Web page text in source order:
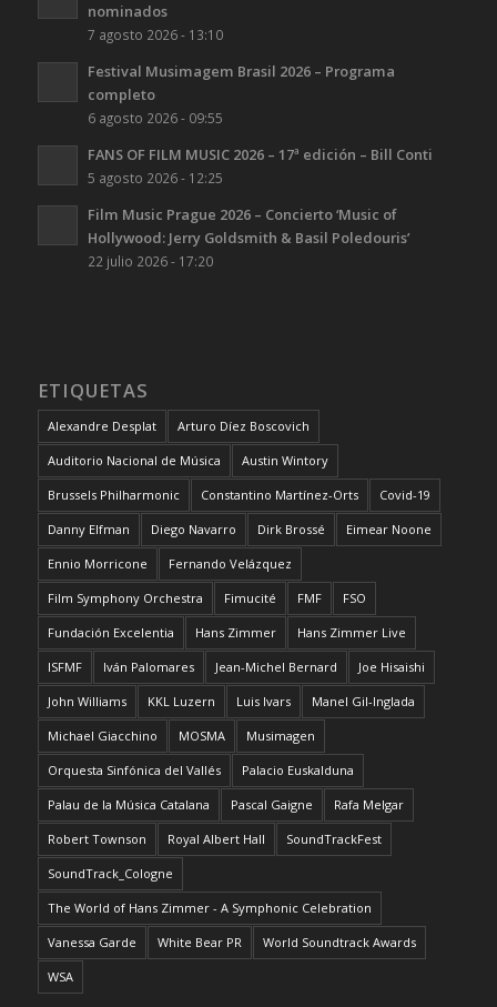
nominados
7 agosto 2026 - 13:10
Festival Musimagem Brasil 2026 – Programa
completo
6 agosto 2026 - 09:55
FANS OF FILM MUSIC 2026 – 17ª edición – Bill Conti
5 agosto 2026 - 12:25
Film Music Prague 2026 – Concierto ‘Music of
Hollywood: Jerry Goldsmith & Basil Poledouris’
22 julio 2026 - 17:20
ETIQUETAS
Alexandre Desplat Arturo Díez Boscovich
Auditorio Nacional de Música Austin Wintory
Brussels Philharmonic Constantino Martínez-Orts Covid-19
Danny Elfman Diego Navarro Dirk Brossé Eimear Noone
Ennio Morricone Fernando Velázquez
Film Symphony Orchestra Fimucité FMF FSO
Fundación Excelentia Hans Zimmer Hans Zimmer Live
ISFMF Iván Palomares Jean-Michel Bernard Joe Hisaishi
John Williams KKL Luzern Luis Ivars Manel Gil-Inglada
Michael Giacchino MOSMA Musimagen
Orquesta Sinfónica del Vallés Palacio Euskalduna
Palau de la Música Catalana Pascal Gaigne Rafa Melgar
Robert Townson Royal Albert Hall SoundTrackFest
SoundTrack_Cologne
The World of Hans Zimmer - A Symphonic Celebration
Vanessa Garde White Bear PR World Soundtrack Awards
WSA